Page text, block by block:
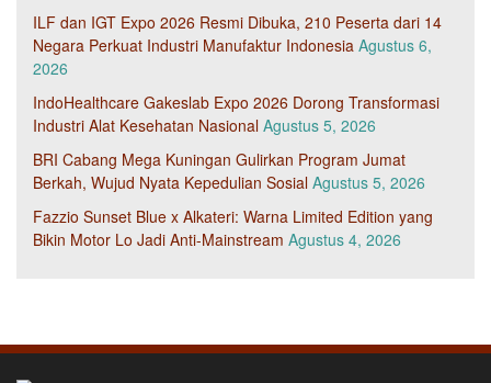
ILF dan IGT Expo 2026 Resmi Dibuka, 210 Peserta dari 14
Negara Perkuat Industri Manufaktur Indonesia Agustus 6,
2026
IndoHealthcare Gakeslab Expo 2026 Dorong Transformasi
Industri Alat Kesehatan Nasional Agustus 5, 2026
BRI Cabang Mega Kuningan Gulirkan Program Jumat
Berkah, Wujud Nyata Kepedulian Sosial Agustus 5, 2026
Fazzio Sunset Blue x Alkateri: Warna Limited Edition yang
Bikin Motor Lo Jadi Anti-Mainstream Agustus 4, 2026